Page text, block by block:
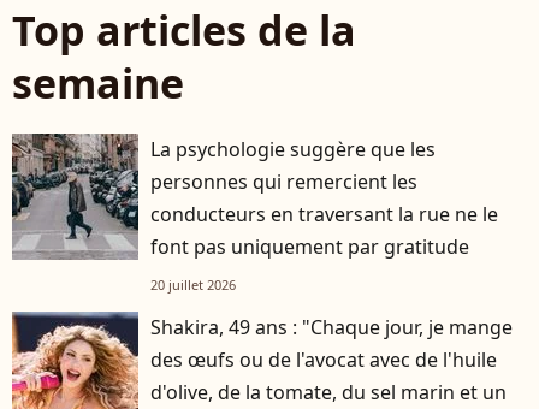
Top articles de la
semaine
La psychologie suggère que les
personnes qui remercient les
conducteurs en traversant la rue ne le
font pas uniquement par gratitude
20 juillet 2026
Shakira, 49 ans : "Chaque jour, je mange
des œufs ou de l'avocat avec de l'huile
d'olive, de la tomate, du sel marin et un